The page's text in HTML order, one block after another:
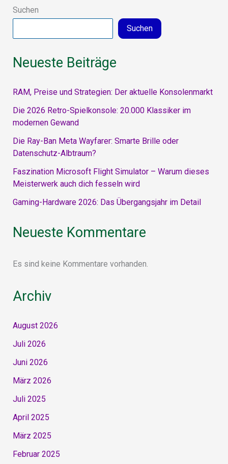
auf
Suchen
Suchen
Neueste Beiträge
RAM, Preise und Strategien: Der aktuelle Konsolenmarkt
Die 2026 Retro-Spielkonsole: 20.000 Klassiker im
modernen Gewand
Die Ray-Ban Meta Wayfarer: Smarte Brille oder
Datenschutz-Albtraum?
Faszination Microsoft Flight Simulator – Warum dieses
Meisterwerk auch dich fesseln wird
Gaming-Hardware 2026: Das Übergangsjahr im Detail
Neueste Kommentare
Es sind keine Kommentare vorhanden.
Archiv
August 2026
Juli 2026
Juni 2026
März 2026
Juli 2025
April 2025
März 2025
Februar 2025